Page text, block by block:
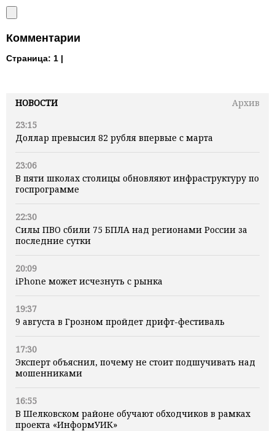
НОВОСТИ
Архив
23:15
Доллар превысил 82 рубля впервые с марта
23:06
В пяти школах столицы обновляют инфраструктуру по
госпрограмме
22:30
Силы ПВО сбили 75 БПЛА над регионами России за
последние сутки
20:09
iPhone может исчезнуть с рынка
19:37
9 августа в Грозном пройдет дрифт-фестиваль
17:30
Эксперт объяснил, почему не стоит подшучивать над
мошенниками
16:55
В Шелковском районе обучают обходчиков в рамках
проекта «ИнформУИК»
Комментарии
Страница: 1 |